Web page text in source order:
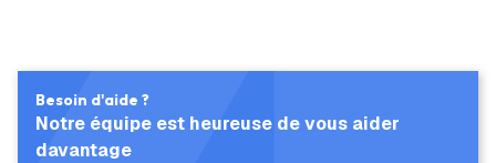
Besoin d'aide ?
Notre équipe est heureuse de vous aider
davantage